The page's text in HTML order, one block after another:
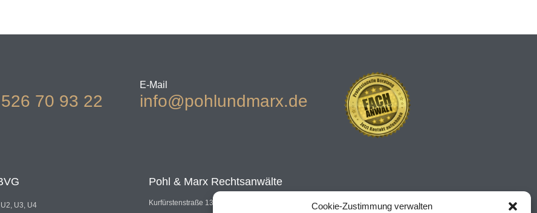
Cookie-Zustimmung verwalten
70 93 22
E-Mail
info@pohlundmarx.de
U3, U4
Pohl & Marx Rechtsanwälte
Kurfürstenstraße 130, 10785 Berlin